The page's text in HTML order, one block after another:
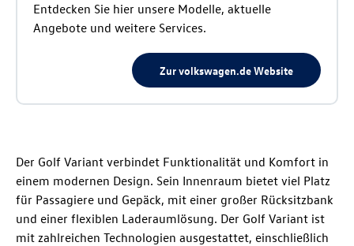
Entdecken Sie hier unsere Modelle, aktuelle
Angebote und weitere Services.
Zur volkswagen.de Website
Der Golf Variant verbindet Funktionalität und Komfort in
einem modernen Design. Sein Innenraum bietet viel Platz
für Passagiere und Gepäck, mit einer großer Rücksitzbank
und einer flexiblen Laderaumlösung. Der Golf Variant ist
mit zahlreichen Technologien ausgestattet, einschließlich